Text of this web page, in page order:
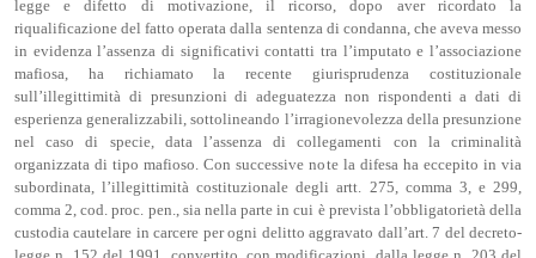
legge e difetto di motivazione, il ricorso, dopo aver ricordato la
riqualificazione del fatto operata dalla sentenza di condanna, che aveva messo
in evidenza l’assenza di significativi contatti tra l’imputato e l’associazione
mafiosa, ha richiamato la recente giurisprudenza costituzionale
sull’illegittimità di presunzioni di adeguatezza non rispondenti a dati di
esperienza generalizzabili, sottolineando l’irragionevolezza della presunzione
nel caso di specie, data l’assenza di collegamenti con la criminalità
organizzata di tipo mafioso. Con successive note la difesa ha eccepito in via
subordinata, l’illegittimità costituzionale degli artt. 275, comma 3, e 299,
comma 2, cod. proc. pen., sia nella parte in cui è prevista l’obbligatorietà della
custodia cautelare in carcere per ogni delitto aggravato dall’art. 7 del decreto-